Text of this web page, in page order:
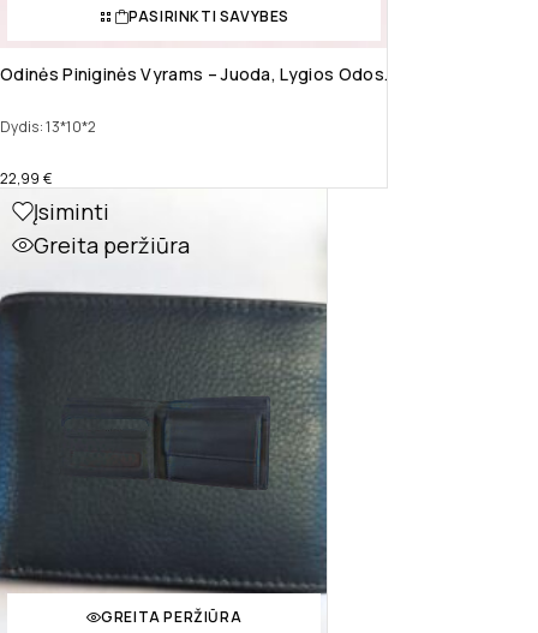
PASIRINKTI SAVYBES
Odinės Piniginės Vyrams – Juoda, Lygios Odos.
Dydis: 13*10*2
22,99 €
Įsiminti
Greita peržiūra
GREITA PERŽIŪRA